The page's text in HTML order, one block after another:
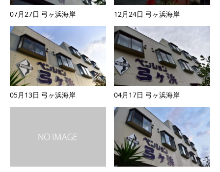
07月27日 弓ヶ浜海岸 12月24日 弓ヶ浜海岸
05月13日 弓ヶ浜海岸 04月17日 弓ヶ浜海岸